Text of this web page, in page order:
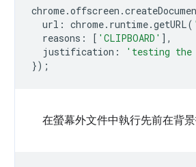
chrome.offscreen .
url : chrome. runtime.getURL(
reasons : [ 'CLIPBOARD' ],
justification : 'testing the
});
在螢幕外文件中執行先前在背